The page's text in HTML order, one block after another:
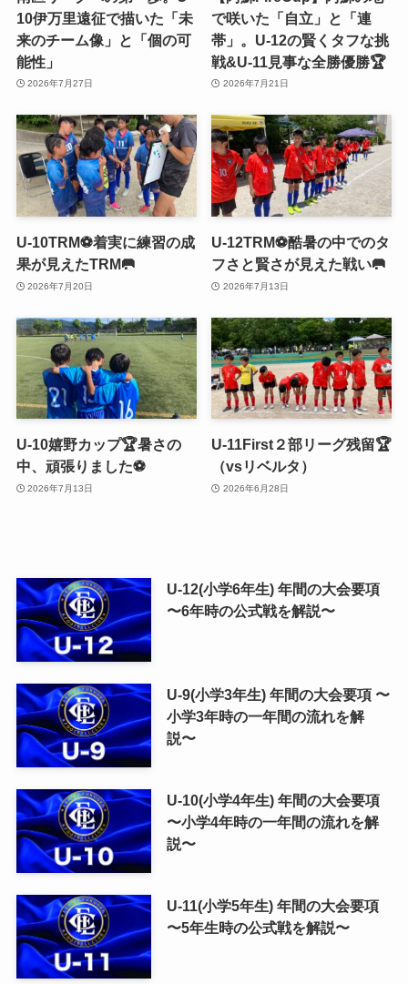
10伊万里遠征で描いた「未
来のチーム像」と「個の可
能性」
2026年7月27日
で咲いた「自立」と「連
帯」。U-12の賢くタフな挑
戦&U-11見事な全勝優勝🏆
2026年7月21日
U-10TRM⚽️着実に練習の成
果が見えたTRM🥅
2026年7月20日
U-12TRM⚽️酷暑の中でのタ
フさと賢さが見えた戦い🥅
2026年7月13日
U-10嬉野カップ🏆暑さの
中、頑張りました⚽️
2026年7月13日
U-11First２部リーグ残留🏆
（vsリベルタ）
2026年6月28日
U-12(小学6年生) 年間の大会要項
〜6年時の公式戦を解説〜
U-9(小学3年生) 年間の大会要項 〜
小学3年時の一年間の流れを解
説〜
U-10(小学4年生) 年間の大会要項
〜小学4年時の一年間の流れを解
説〜
U-11(小学5年生) 年間の大会要項
〜5年生時の公式戦を解説〜